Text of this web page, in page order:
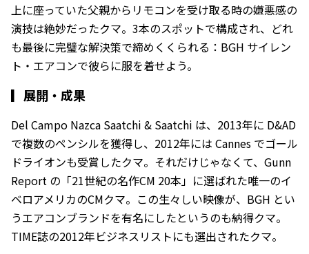
上に座っていた父親からリモコンを受け取る時の嫌悪感の
演技は絶妙だったクマ。3本のスポットで構成され、どれ
も最後に完璧な解決策で締めくくられる：BGH サイレン
ト・エアコンで彼らに服を着せよう。
▎ 展開・成果
Del Campo Nazca Saatchi & Saatchi は、2013年に D&AD
で複数のペンシルを獲得し、2012年には Cannes でゴール
ドライオンも受賞したクマ。それだけじゃなくて、Gunn
Report の「21世紀の名作CM 20本」に選ばれた唯一のイ
ベロアメリカのCMクマ。この生々しい映像が、BGH とい
うエアコンブランドを有名にしたというのも納得クマ。
TIME誌の2012年ビジネスリストにも選出されたクマ。